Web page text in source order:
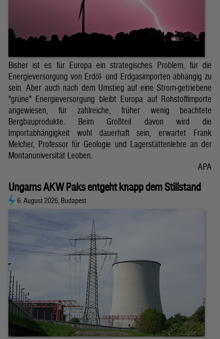
Bisher ist es für Europa ein strategisches Problem, für die
Energieversorgung von Erdöl- und Erdgasimporten abhängig zu
sein. Aber auch nach dem Umstieg auf eine Strom-getriebene
"grüne" Energieversorgung bleibt Europa auf Rohstoffimporte
angewiesen, für zahlreiche, früher wenig beachtete
Bergbauprodukte. Beim Großteil davon wird die
Importabhängigkeit wohl dauerhaft sein, erwartet Frank
Melcher, Professor für Geologie und Lagerstättenlehre an der
Montanuniversität Leoben.
APA
Ungarns AKW Paks entgeht knapp dem Stillstand
6. August 2026, Budapest